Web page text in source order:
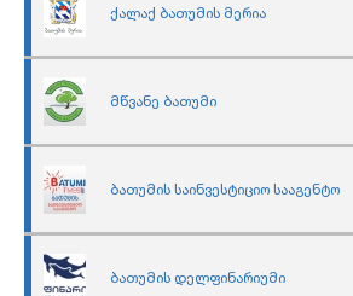
ქალაქ ბათუმის მერია
მწვანე ბათუმი
ბათუმის საინვესტიციო სააგენტო
ბათუმის დელფინარიუმი